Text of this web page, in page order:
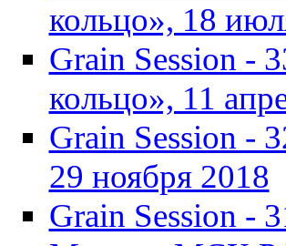
кольцо», 18
Grain Session -
кольцо», 11
Grain Session -
29 ноября 2018
Grain Session -